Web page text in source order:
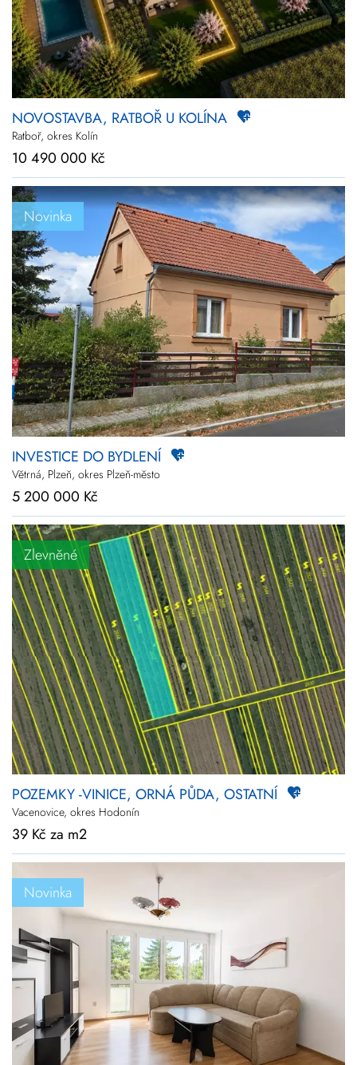
NOVOSTAVBA, RATBOŘ U KOLÍNA
Ratboř, okres Kolín
10 490 000 Kč
Novinka
INVESTICE DO BYDLENÍ
Větrná, Plzeň, okres Plzeň-město
5 200 000 Kč
Zlevněné
POZEMKY -VINICE, ORNÁ PŮDA, OSTATNÍ
Vacenovice, okres Hodonín
39 Kč za m2
Novinka